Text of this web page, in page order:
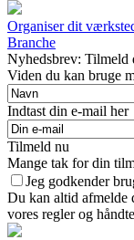
Organiser dit
Branche
Nyhedsbrev: Tilmeld
Viden du kan bruge
Indtast din e-mail her
Tilmeld nu
Mange tak for din
Jeg godkender
Du kan altid afmelde
vores regler og